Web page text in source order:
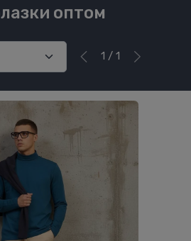
оптом
1 / 1